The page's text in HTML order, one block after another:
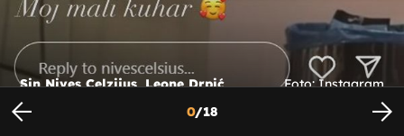
Sin Nives Celzijus, Leone Drpić
Foto: Instagram
0/18